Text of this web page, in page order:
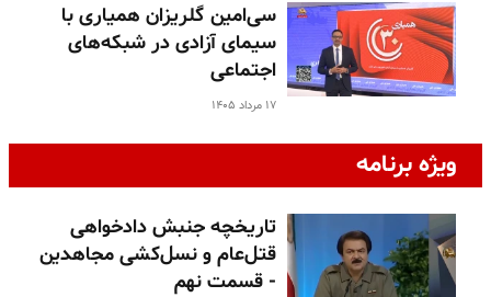
سی‌امین گلریزان همیاری با
سیمای آزادی در شبکه‌های
اجتماعی
۱۷ مرداد ۱۴۰۵
ویژه برنامه
تاریخچه جنبش دادخواهی
قتل‌عام و نسل‌کشی مجاهدین
- قسمت نهم